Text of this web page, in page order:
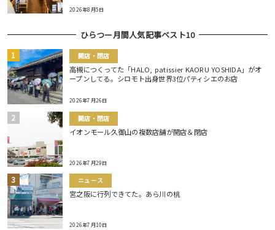
2026年8月5日
ひらつー月間人気記事ベスト10
開店・閉店
高槻につくってた「HALO, patissier KAORU YOSHIDA」がオ
ープンしてる。シロモト出身世界3位パティシエのお店
2026年7月26日
開店・閉店
イオンモール久御山の複数店舗が開店＆閉店
2026年7月29日
ニュース
宮之阪に行列できてた。あら川の桃
2026年7月10日